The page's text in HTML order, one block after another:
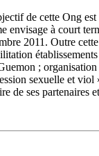
de cette Ong
à court
2011. Outre
;
sexuelle et
de ses partenaires